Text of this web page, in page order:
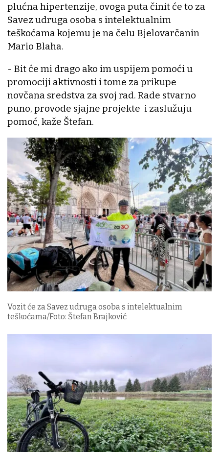
plućna hipertenzije, ovoga puta činit će to za
Savez udruga osoba s intelektualnim
teškoćama kojemu je na čelu Bjelovarčanin
Mario Blaha.
- Bit će mi drago ako im uspijem pomoći u
promociji aktivnosti i tome za prikupe
novčana sredstva za svoj rad. Rade stvarno
puno, provode sjajne projekte i zaslužuju
pomoć, kaže Štefan.
Vozit će za Savez udruga osoba s intelektualnim
teškoćama/Foto: Štefan Brajković